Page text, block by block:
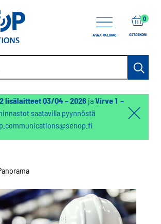
AVAA VALIKKO OSTOSKORI
0items
lisälaitteet Q3/Q4 – 2026jaVirve 1 –
saatavilla pyynnöstä